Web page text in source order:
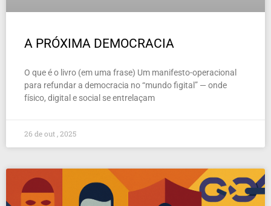
A PRÓXIMA DEMOCRACIA
O que é o livro (em uma frase) Um manifesto-operacional
para refundar a democracia no “mundo figital” — onde
físico, digital e social se entrelaçam
26 de out , 2025